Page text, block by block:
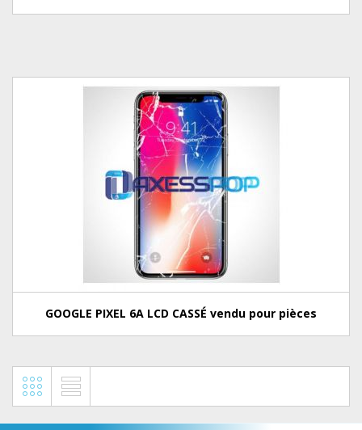
GOOGLE PIXEL 6A LCD CASSÉ vendu pour pièces